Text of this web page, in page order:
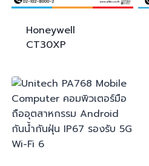
Honeywell
CT30XP